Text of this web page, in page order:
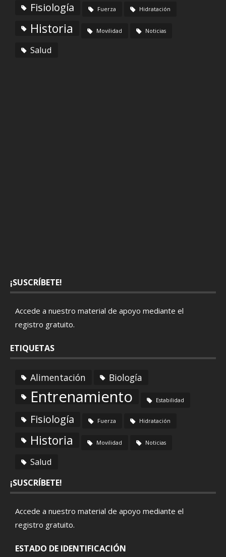
Fisiología Fuerza Hidratación
Historia Movilidad Noticias
Salud
¡SUSCRÍBETE!
Accede a nuestro material de apoyo mediante el
registro gratuito.
ETIQUETAS
Alimentación Biología
Entrenamiento Estabilidad
Fisiología Fuerza Hidratación
Historia Movilidad Noticias
Salud
¡SUSCRÍBETE!
Accede a nuestro material de apoyo mediante el
registro gratuito.
ESTADO DE IDENTIFICACIÓN